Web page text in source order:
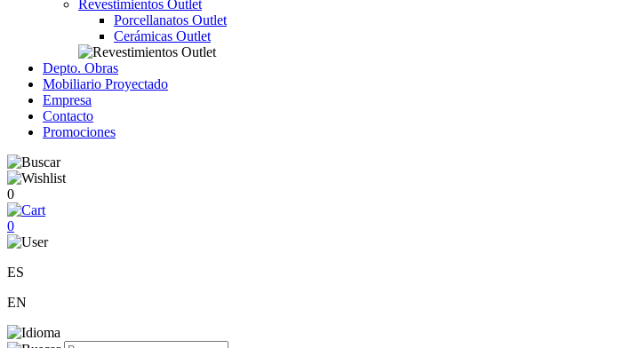
Revestimientos Outlet
Porcellanatos Outlet
Cerámicas Outlet
Depto. Obras
Mobiliario Proyectado
Empresa
Contacto
Promociones
0
0
ES
EN